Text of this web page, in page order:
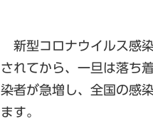
新型コロナウイルス感
されてから、一旦は落ち
染者が急増し、全国の感
ます。